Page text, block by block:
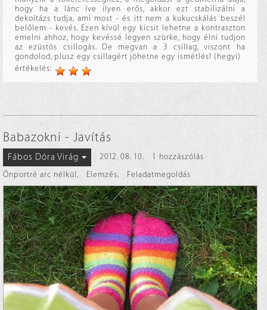
hogy ha a lánc íve ilyen erős, akkor ezt stabilizálni a
dekoltázs tudja, ami most - és itt nem a kukucskálás beszél
belőlem - kevés. Ezen kívül egy kicsit lehetne a kontraszton
emelni ahhoz, hogy kevéssé legyen szürke, hogy élni tudjon
az ezüstös csillogás. De megvan a 3 csillag, viszont ha
gondolod, plusz egy csillagért jöhetne egy ismétlés! (hegyi)
értékelés:
Babazokni - Javítás
Fábos Dóra Virág 2012. 08. 10.
1 hozzászólás
Önportré arc nélkül , Elemzés, Feladatmegoldás